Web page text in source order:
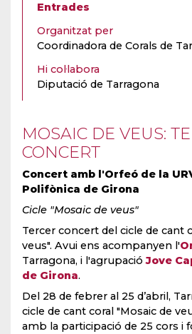
Entrades
Organitzat per
Coordinadora de Corals de
Hi col·labora
Diputació de Tarragona
MOSAIC DE VEUS:
CONCERT
Concert amb l'Orfeó de la
Polifònica de Girona
Cicle "Mosaic de veus"
Tercer concert del cicle de cant
veus". Avui ens acompanyen l'
Tarragona, i l'agrupacióJove
de Girona.
Del 28 de febrer al 25 d’abril,
cicle de cant coral "Mosaic de
amb la participació de 25 cors i